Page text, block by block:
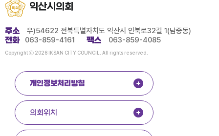
익산시의회
주소 우)54622 전북특별자치도 익산시 인북로32길 1(남중동)
전화 063-859-4161 팩스 063-859-4085
Copyright ⓒ 2026 IKSAN CITY COUNCIL. All rights reserved.
개인정보처리방침
의회위치